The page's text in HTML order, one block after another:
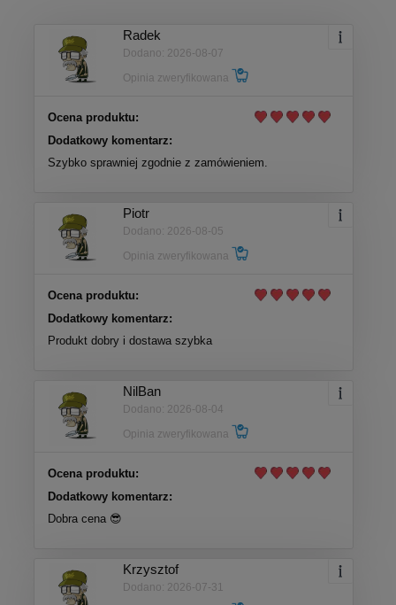
Radek
Dodano: 2026-08-07
Opinia zweryfikowana
Ocena produktu:
Dodatkowy komentarz:
Szybko sprawniej zgodnie z zamówieniem.
Piotr
Dodano: 2026-08-05
Opinia zweryfikowana
Ocena produktu:
Dodatkowy komentarz:
Produkt dobry i dostawa szybka
NilBan
Dodano: 2026-08-04
Opinia zweryfikowana
Ocena produktu:
Dodatkowy komentarz:
Dobra cena 😎
Krzysztof
Dodano: 2026-07-31